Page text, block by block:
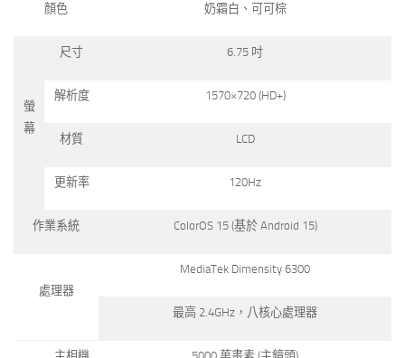
顏色 奶霜白、可可棕
螢
幕
尺寸 6.75 吋
解析度 1570×720 (HD+)
材質 LCD
更新率 120Hz
作業系統 ColorOS 15 (基於 Android 15)
處理器
MediaTek Dimensity 6300
最高 2.4GHz，八核心處理器